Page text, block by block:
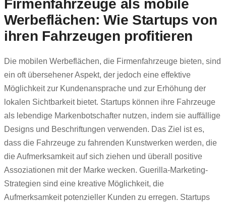
Firmenfahrzeuge als mobile
Werbeflächen: Wie Startups von
ihren Fahrzeugen profitieren
Die mobilen Werbeflächen, die Firmenfahrzeuge bieten, sind
ein oft übersehener Aspekt, der jedoch eine effektive
Möglichkeit zur Kundenansprache und zur Erhöhung der
lokalen Sichtbarkeit bietet. Startups können ihre Fahrzeuge
als lebendige Markenbotschafter nutzen, indem sie auffällige
Designs und Beschriftungen verwenden. Das Ziel ist es,
dass die Fahrzeuge zu fahrenden Kunstwerken werden, die
die Aufmerksamkeit auf sich ziehen und überall positive
Assoziationen mit der Marke wecken. Guerilla-Marketing-
Strategien sind eine kreative Möglichkeit, die
Aufmerksamkeit potenzieller Kunden zu erregen. Startups